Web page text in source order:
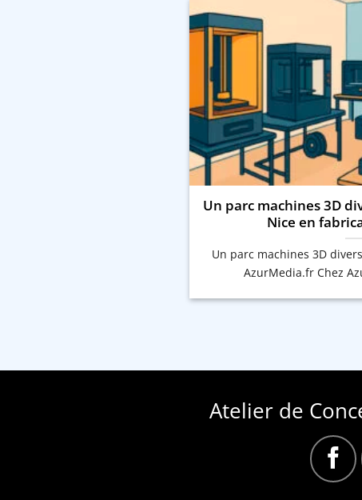
Un parc machines 3D
Nice en
Un parc machines 3D
AzurMedia.fr Chez
Atelier de